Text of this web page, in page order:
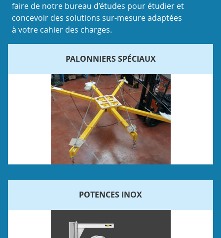
faire de notre bureau d’études pour étudier et
concevoir des solutions sur-mesure adaptées
à votre cahier des charges.
PALONNIERS SPÉCIAUX
POTENCES INOX